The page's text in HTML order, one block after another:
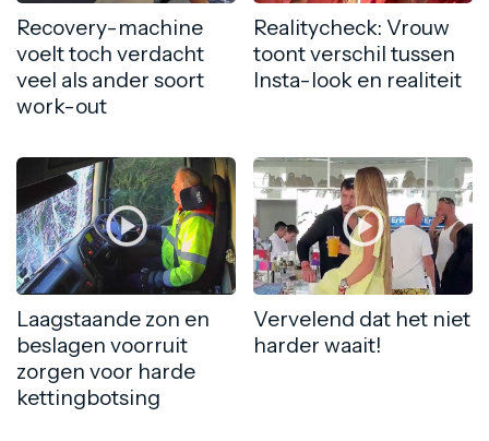
Recovery-machine
voelt toch verdacht
veel als ander soort
work-out
Realitycheck: Vrouw
toont verschil tussen
Insta-look en realiteit
Laagstaande zon en
beslagen voorruit
zorgen voor harde
kettingbotsing
Vervelend dat het niet
harder waait!